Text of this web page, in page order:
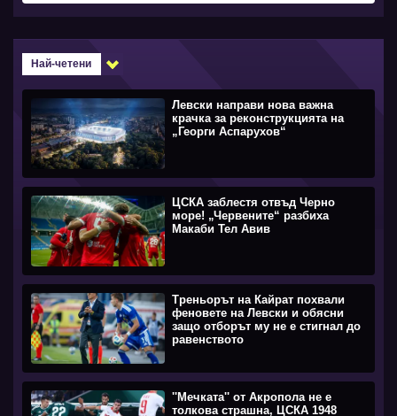
Най-четени
Левски направи нова важна
крачка за реконструкцията на
„Георги Аспарухов“
ЦСКА заблестя отвъд Черно
море! „Червените“ разбиха
Макаби Тел Авив
Треньорът на Кайрат похвали
феновете на Левски и обясни
защо отборът му не е стигнал до
равенството
''Мечката'' от Акропола не е
толкова страшна, ЦСКА 1948